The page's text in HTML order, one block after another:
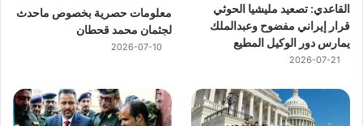
القاعدي: تصعيد مليشيا الحوثي
قرار إيراني مفضوح وعبدالملك
يمارس دور الوكيل المطيع
2026-07-21
معلومات حصرية بخصوص ماحدث
لجثمان محمد قحطان
2026-07-10